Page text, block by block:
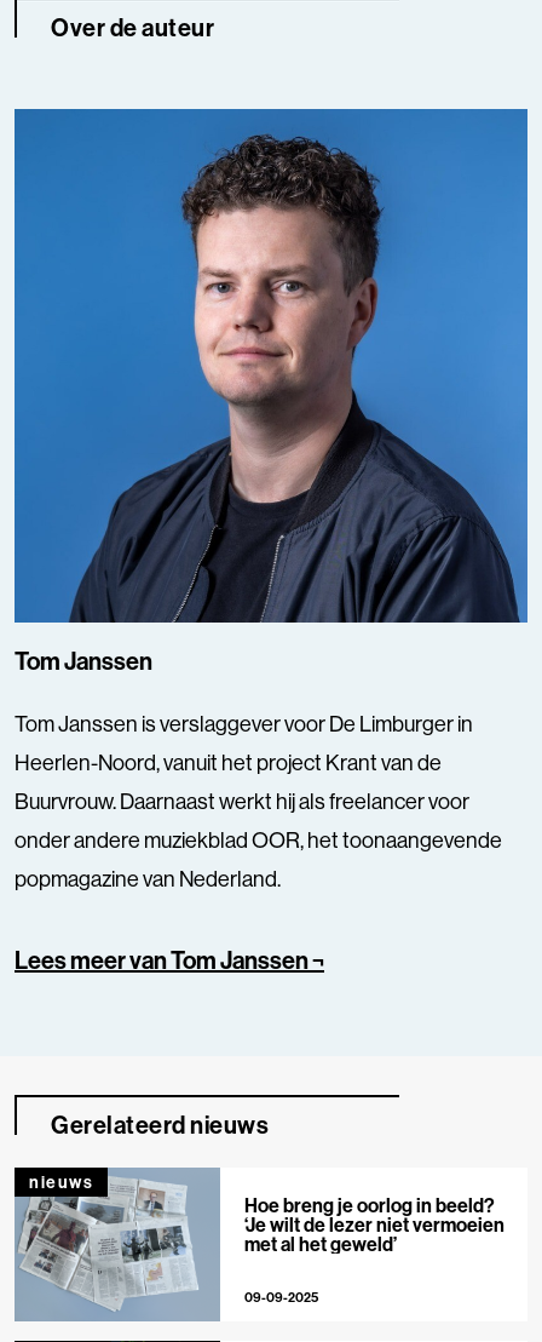
Over de auteur
Tom Janssen
Tom Janssen is verslaggever voor De Limburger in
Heerlen-Noord, vanuit het project Krant van de
Buurvrouw. Daarnaast werkt hij als freelancer voor
onder andere muziekblad OOR, het toonaangevende
popmagazine van Nederland.
Lees meer van Tom Janssen ¬
Gerelateerd nieuws
nieuws
Hoe breng je oorlog in beeld?
‘Je wilt de lezer niet vermoeien
met al het geweld’
09-09-2025